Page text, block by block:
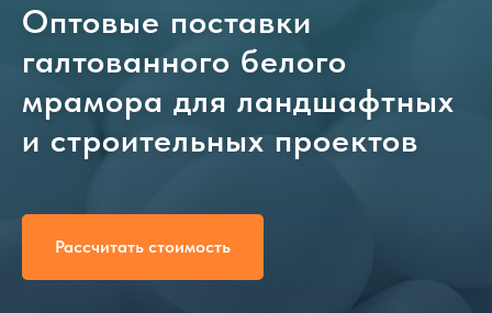
Оптовые поставки
галтованного белого
мрамора для ландшафтных
и строительных проектов
Рассчитать стоимость